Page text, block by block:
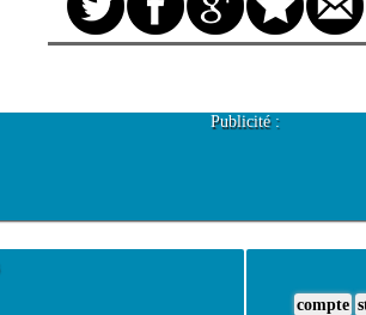
Publicité :
compte